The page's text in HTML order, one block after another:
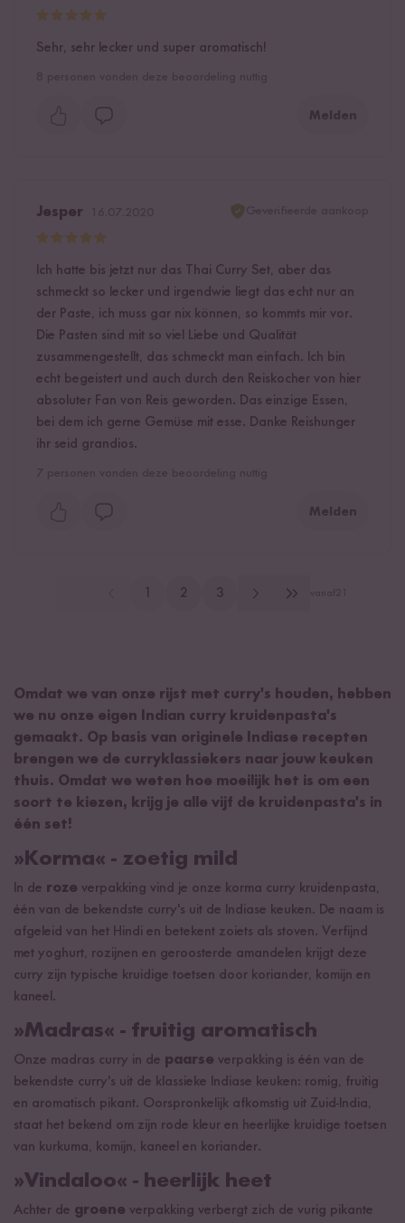
Sehr, sehr lecker und super aromatisch!
Melden
Jesper
Ich hatte bis jetzt nur das Thai Curry Set, aber das
schmeckt so lecker und irgendwie liegt das echt nur an
der Paste, ich muss gar nix können, so kommts mir vor.
Die Pasten sind mit so viel Liebe und Qualität
zusammengestellt, das schmeckt man einfach. Ich bin
echt begeistert und auch durch den Reiskocher von hier
absoluter Fan von Reis geworden. Das einzige Essen,
bei dem ich gerne Gemüse mit esse. Danke Reishunger
ihr seid grandios.
Melden
2 3
Omdat we van onze rijst met curry's houden, hebben
we nu onze eigen Indian curry kruidenpasta's
gemaakt. Op basis van originele Indiase recepten
brengen we de curryklassiekers naar jouw keuken
thuis. Omdat we weten hoe moeilijk het is om een
soort te kiezen, krijg je alle vijf de kruidenpasta's in
één set!
»Korma« - zoetig mild
In de roze verpakking vind je onze korma curry kruidenpasta,
één van de bekendste curry's uit de Indiase keuken. De naam is
afgeleid van het Hindi en betekent zoiets als stoven. Verfijnd
met yoghurt, rozijnen en geroosterde amandelen krijgt deze
curry zijn typische kruidige toetsen door koriander, komijn en
kaneel.
»Madras« - fruitig aromatisch
Onze madras curry in de paarse verpakking is één van de
bekendste curry's uit de klassieke Indiase keuken: romig, fruitig
en aromatisch pikant. Oorspronkelijk afkomstig uit Zuid-India,
staat het bekend om zijn rode kleur en heerlijke kruidige toetsen
van kurkuma, komijn, kaneel en koriander.
»Vindaloo« - heerlijk heet
Achter de groene verpakking verbergt zich de vurig pikante